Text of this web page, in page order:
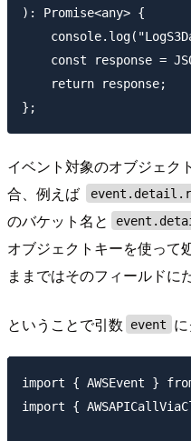
): Promise<any> {
const response =
    return response;
イベント対象のオブジェク
合、例えば
のバケット名と
オブジェクトキーを使って
ままではそのフィールドに
ということで引数 event
import { AWSEvent }
import {